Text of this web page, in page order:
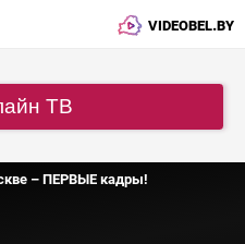
VIDEOBEL.BY
ТВ
– ПЕРВЫЕ кадры!